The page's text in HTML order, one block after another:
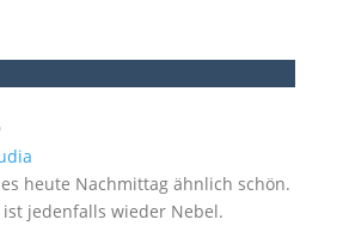
heute Nachmittag ähnlich schön.
ist jedenfalls wieder Nebel.